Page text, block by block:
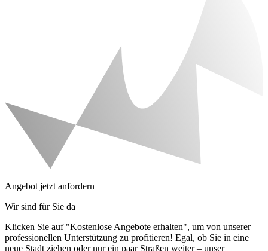
Angebot jetzt anfordern
Wir sind für Sie da
Klicken Sie auf "Kostenlose Angebote erhalten", um von unserer
professionellen Unterstützung zu profitieren! Egal, ob Sie in eine
neue Stadt ziehen oder nur ein paar Straßen weiter – unser